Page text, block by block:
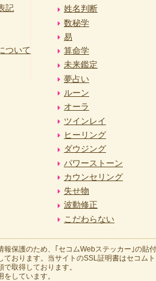
記
ついて
姓名判断
数秘学
易
算命学
未来鑑定
夢占い
ルーン
オーラ
ツインレイ
ヒーリング
ダウジング
パワーストーン
カウンセリング
失せ物
波動修正
こだわらない
報保護のため、｢セコムWebステッカー｣の貼
ております。当サイトのSSL証明書はセコム
取得しております。
しています。